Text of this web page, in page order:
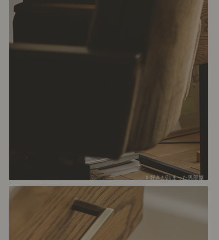
# 好きが詰まった男部屋